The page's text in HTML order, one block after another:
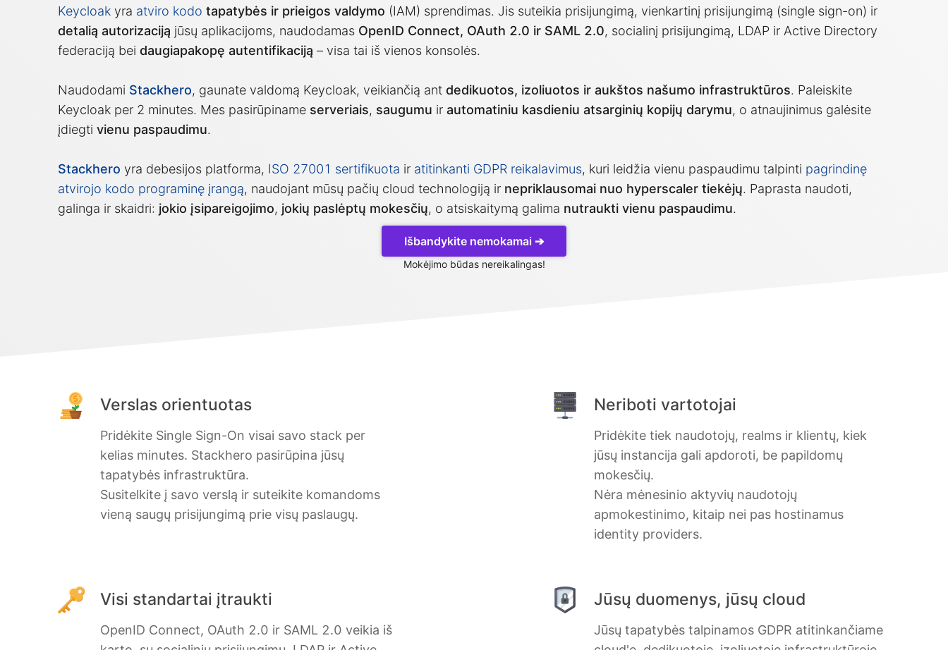
Keycloak yra atviro kodo tapatybės ir prieigos valdymo (IAM) sprendimas. Jis suteikia prisijungimą, vienkartinį prisijungimą (single sign-on) ir
detalią autorizaciją jūsų aplikacijoms, naudodamas OpenID Connect, OAuth 2.0 ir SAML 2.0, socialinį prisijungimą, LDAP ir Active Directory
federaciją bei daugiapakopę autentifikaciją – visa tai iš vienos konsolės.
Naudodami Stackhero, gaunate valdomą Keycloak, veikiančią ant dedikuotos, izoliuotos ir aukštos našumo infrastruktūros. Paleiskite
Keycloak per 2 minutes. Mes pasirūpiname serveriais, saugumu ir automatiniu kasdieniu atsarginių kopijų darymu, o atnaujinimus galėsite
įdiegti vienu paspaudimu.
Stackhero yra debesijos platforma, ISO 27001 sertifikuota ir atitinkanti GDPR reikalavimus, kuri leidžia vienu paspaudimu talpinti pagrindinę
atvirojo kodo programinę įrangą, naudojant mūsų pačių cloud technologiją ir nepriklausomai nuo hyperscaler tiekėjų. Paprasta naudoti,
galinga ir skaidri: jokio įsipareigojimo, jokių paslėptų mokesčių, o atsiskaitymą galima nutraukti vienu paspaudimu.
Išbandykite nemokamai ➔
Mokėjimo būdas nereikalingas!
Verslas orientuotas
Pridėkite Single Sign-On visai savo stack per
kelias minutes. Stackhero pasirūpina jūsų
tapatybės infrastruktūra.
Susitelkite į savo verslą ir suteikite komandoms
vieną saugų prisijungimą prie visų paslaugų.
Neriboti vartotojai
Pridėkite tiek naudotojų, realms ir klientų, kiek
jūsų instancija gali apdoroti, be papildomų
mokesčių.
Nėra mėnesinio aktyvių naudotojų
apmokestinimo, kitaip nei pas hostinamus
identity providers.
Visi standartai įtraukti
OpenID Connect, OAuth 2.0 ir SAML 2.0 veikia iš
Jūsų duomenys, jūsų cloud
Jūsų tapatybės talpinamos GDPR atitinkančiame